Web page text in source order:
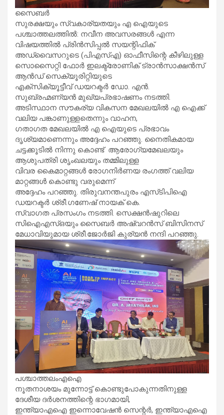
സൈബർ
സുരക്ഷയും സ്വകാര്യതയും എ ഐയുടെ
പശ്ചാത്തലത്തിൽ: നവീന അവസരങ്ങൾ എന്ന
വിഷയത്തിൽ പ്രിൻസിപ്പൽ സയന്റിഫിക്
അഡ്വൈസറുടെ (പിഎസ്എ) ഓഫീസിന്റെ കീഴിലുള്ള
സൊസൈറ്റി ഫോർ ഇലക്ട്രോണിക് ട്രാൻസാക്ഷൻസ്
ആൻഡ് സെക്യൂരിറ്റിയുടെ
എക്സിക്യൂട്ടീവ് ഡയറക്ടർ ഡോ. എൻ.
സുബ്രഹ്മണ്യൻ മുഖ്യപ്രഭാഷണം നടത്തി.
അടിസ്ഥാന സൗകര്യ വികസന മേഖലയിൽ എ ഐക്ക്
വലിയ പങ്കാണുള്ളതെന്നും വാഹന,
​ഗതാ​ഗത മേഖലയിൽ എ ഐയുടെ പ്രഭാവം
ദൃശ്യമാണെന്നും അദ്ദേഹം പറഞ്ഞു. നൈതികമായ
ചട്ടക്കൂടിൽ നിന്നു കൊണ്ട് ആരോ​ഗ്യമേഖലയും
ആശുപത്രി ശൃംഖലയും തമ്മിലുള്ള
വിവര കൈമാറ്റങ്ങൾ രോ​ഗനിർണയ രം​ഗത്ത് വലിയ
മാറ്റങ്ങൾ കൊണ്ടു വരുമെന്ന്
അദ്ദേഹം പറഞ്ഞു. തിരുവനന്തപുരം എസ്‌ടിപിഐ
ഡയറക്ടർ ശ്രീ.ഗണേഷ് നായക് കെ.
സ്വാഗത പ്രസംഗം നടത്തി. സെക്ഷൻഷുറിലെ
സിഐഎസ്ഒയും സൈബർ അഷ്വറൻസ് ബിസിനസ്
മേധാവിയുമായ ശ്രീ.ജോർജി കുര്യൻ നന്ദി പറഞ്ഞു.
പശ്ചാത്തലംഎഐ
നൂതനാശയം മുന്നോട്ട് കൊണ്ടുപോകുന്നതിനുള്ള
ദേശീയ ദർശനത്തിന്റെ ഭാഗമായി,
ഇന്ത്യാഎഐ ഇന്നൊവേഷൻ സെന്റർ, ഇന്ത്യാഎഐ